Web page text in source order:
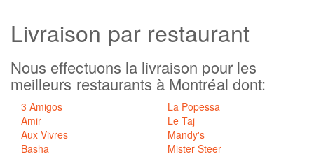
Livraison par restaurant
Nous effectuons la livraison pour les
meilleurs restaurants à Montréal dont:
3 Amigos
Amir
Aux Vivres
Basha
La Popessa
Le Taj
Mandy's
Mister Steer